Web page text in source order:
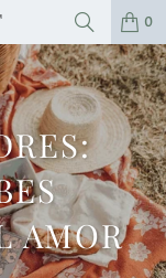
0
AMOR